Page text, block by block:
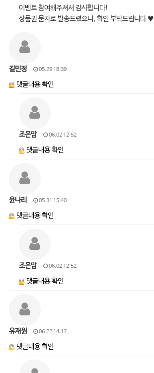
이벤트 참여해주셔서 감사합니다!
상품권 문자로 발송드렸으니, 확인 부탁드립니다 ♥
길민정 05.29 18:39
댓글내용 확인
조은맘 06.02 12:52
댓글내용 확인
윤나리 05.31 15:40
댓글내용 확인
조은맘 06.02 12:52
댓글내용 확인
유재원 06.22 14:17
댓글내용 확인